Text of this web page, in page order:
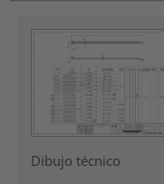
Dibujo técnico